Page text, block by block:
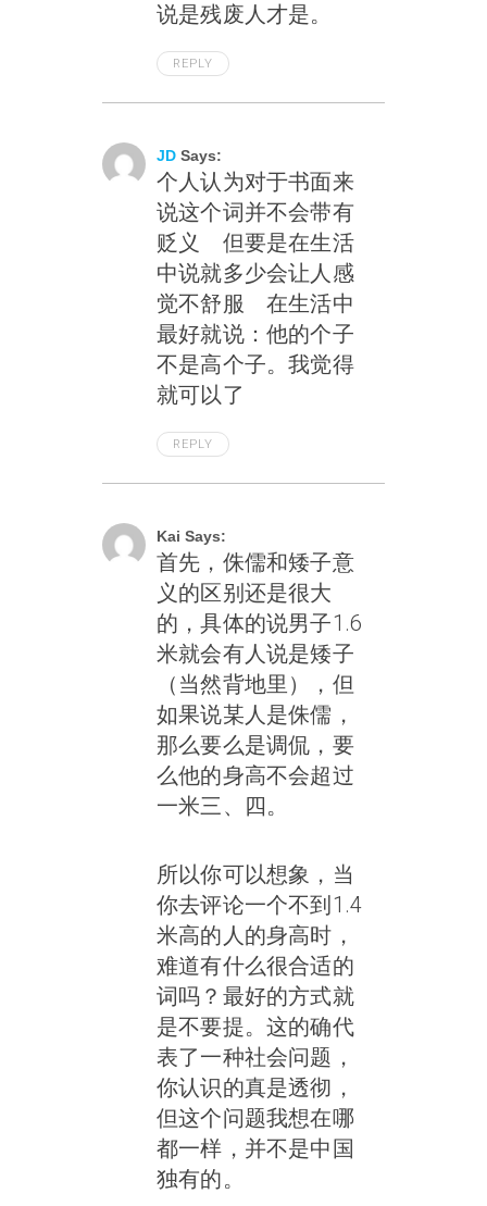
说是残废人才是。
REPLY
JD Says:
个人认为对于书面来
说这个词并不会带有
贬义 但要是在生活
中说就多少会让人感
觉不舒服 在生活中
最好就说：他的个子
不是高个子。我觉得
就可以了
REPLY
Kai Says:
首先，侏儒和矮子意
义的区别还是很大
的，具体的说男子1.6
米就会有人说是矮子
（当然背地里），但
如果说某人是侏儒，
那么要么是调侃，要
么他的身高不会超过
一米三、四。
所以你可以想象，当
你去评论一个不到1.4
米高的人的身高时，
难道有什么很合适的
词吗？最好的方式就
是不要提。这的确代
表了一种社会问题，
你认识的真是透彻，
但这个问题我想在哪
都一样，并不是中国
独有的。